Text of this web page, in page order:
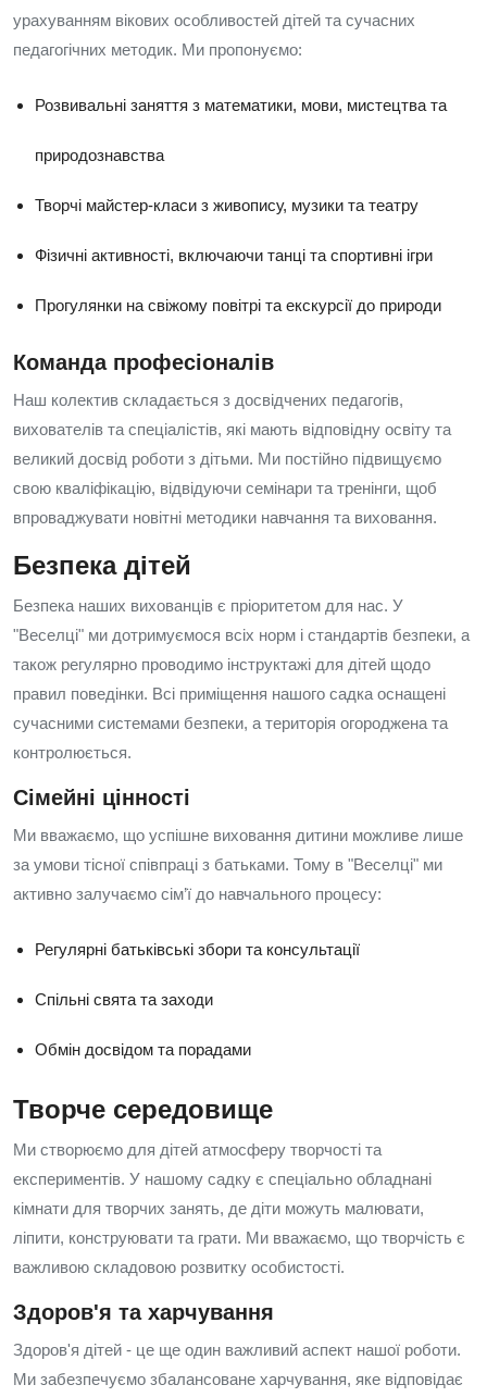
урахуванням вікових особливостей дітей та сучасних
педагогічних методик. Ми пропонуємо:
Розвивальні заняття з математики, мови, мистецтва та
природознавства
Творчі майстер-класи з живопису, музики та театру
Фізичні активності, включаючи танці та спортивні ігри
Прогулянки на свіжому повітрі та екскурсії до природи
Команда професіоналів
Наш колектив складається з досвідчених педагогів,
вихователів та спеціалістів, які мають відповідну освіту та
великий досвід роботи з дітьми. Ми постійно підвищуємо
свою кваліфікацію, відвідуючи семінари та тренінги, щоб
впроваджувати новітні методики навчання та виховання.
Безпека дітей
Безпека наших вихованців є пріоритетом для нас. У
"Веселці" ми дотримуємося всіх норм і стандартів безпеки, а
також регулярно проводимо інструктажі для дітей щодо
правил поведінки. Всі приміщення нашого садка оснащені
сучасними системами безпеки, а територія огороджена та
контролюється.
Сімейні цінності
Ми вважаємо, що успішне виховання дитини можливе лише
за умови тісної співпраці з батьками. Тому в "Веселці" ми
активно залучаємо сім’ї до навчального процесу:
Регулярні батьківські збори та консультації
Спільні свята та заходи
Обмін досвідом та порадами
Творче середовище
Ми створюємо для дітей атмосферу творчості та
експериментів. У нашому садку є спеціально обладнані
кімнати для творчих занять, де діти можуть малювати,
ліпити, конструювати та грати. Ми вважаємо, що творчість є
важливою складовою розвитку особистості.
Здоров'я та харчування
Здоров'я дітей - це ще один важливий аспект нашої роботи.
Ми забезпечуємо збалансоване харчування, яке відповідає